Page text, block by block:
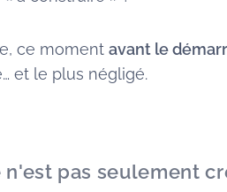
ce moment avant le
et le plus négligé.
pas seulement